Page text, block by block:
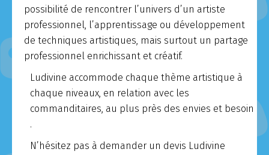
possibilité de rencontrer l’univers d’un artiste
professionnel, l’apprentissage ou développement
de techniques artistiques, mais surtout un partage
professionnel enrichissant et créatif.
Ludivine accommode chaque thème artistique à
chaque niveaux, en relation avec les
commanditaires, au plus près des envies et besoin
.
N’hésitez pas à demander un devis Ludivine